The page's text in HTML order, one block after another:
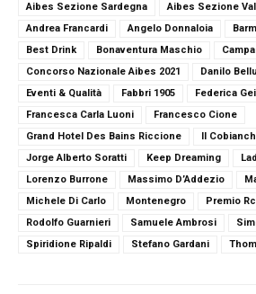
Aibes Sezione Sardegna
Aibes Sezione
Andrea Francardi
Angelo Donnaloia
Best Drink
Bonaventura Maschio
Concorso Nazionale Aibes 2021
Danilo
Eventi & Qualità
Fabbri 1905
Federica
Francesca Carla Luoni
Francesco Cione
Grand Hotel Des Bains Riccione
Il
Jorge Alberto Soratti
Keep Dreaming
Lorenzo Burrone
Massimo D’Addezio
Michele Di Carlo
Montenegro Premio
Rodolfo Guarnieri
Samuele Ambrosi
Spiridione Ripaldi
Stefano Gardani